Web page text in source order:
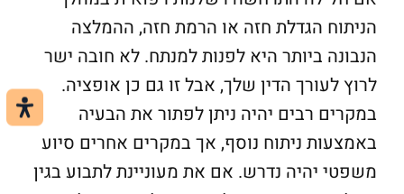
הניתוח הגדלת חזה או הרמת חזה, ההמלצה
הנבונה ביותר היא לפנות למנתח. לא חובה ישר
לרוץ לעורך הדין שלך, אבל זו גם כן אופציה.
במקרים רבים יהיה ניתן לפתור את הבעיה
באמצעות ניתוח נוסף, אך במקרים אחרים סיוע
משפטי יהיה נדרש. אם את מעוניינת לתבוע בגין